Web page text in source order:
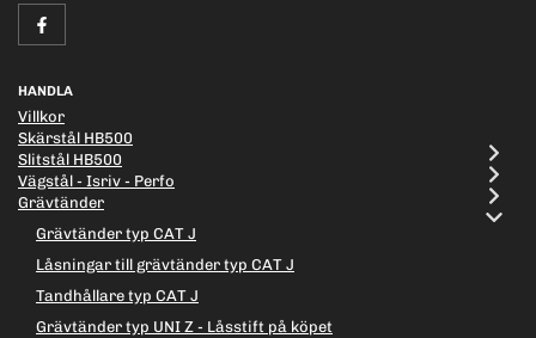
HANDLA
Villkor
Skärstål HB500
Slitstål HB500
Vägstål - Isriv - Perfo
Grävtänder
Grävtänder typ CAT J
Låsningar till grävtänder typ CAT J
Tandhållare typ CAT J
Grävtänder typ UNI Z - Låsstift på köpet